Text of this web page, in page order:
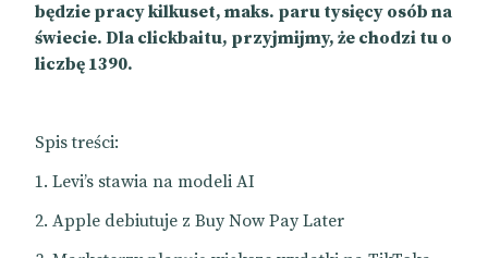
będzie pracy kilkuset, maks. paru tysięcy osób na
świecie. Dla clickbaitu, przyjmijmy, że chodzi tu o
liczbę 1390.
Spis treści:
Levi’s stawia na modeli AI
Apple debiutuje z Buy Now Pay Later